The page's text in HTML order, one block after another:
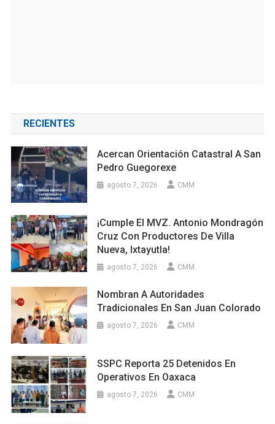
RECIENTES
Acercan Orientación Catastral A San
Pedro Guegorexe
agosto 7, 2026 CMM
¡Cumple El MVZ. Antonio Mondragón
Cruz Con Productores De Villa
Nueva, Ixtayutla!
agosto 7, 2026 CMM
Nombran A Autoridades
Tradicionales En San Juan Colorado
agosto 7, 2026 CMM
SSPC Reporta 25 Detenidos En
Operativos En Oaxaca
agosto 7, 2026 CMM